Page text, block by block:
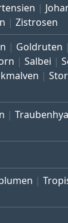
Zistrosen
Goldruten
Salbei